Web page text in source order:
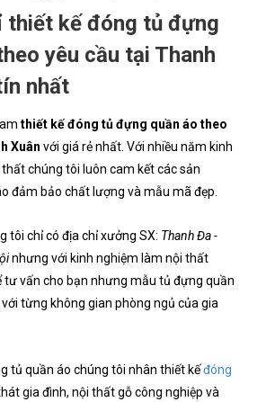
thiết kế đóng tủ đựng
yêu cầu tại Thanh
nhất
thiết kế đóng tủ đựng quần áo theo
Xuân với giá rẻ nhất. Với nhiều năm kinh
chúng tôi luôn cam kết các sản
đảm bảo chất lượng và mẫu mã đẹp.
tôi chỉ có địa chỉ xưởng SX: Thanh Đa -
nhưng với kinh nghiệm làm nội thất
tư vấn cho bạn nhưng mẫu tủ đựng quần
từng không gian phòng ngủ của gia
tủ quần áo chúng tôi nhân thiết kếđóng
gia đình, nội thất gỗ công nghiệp và